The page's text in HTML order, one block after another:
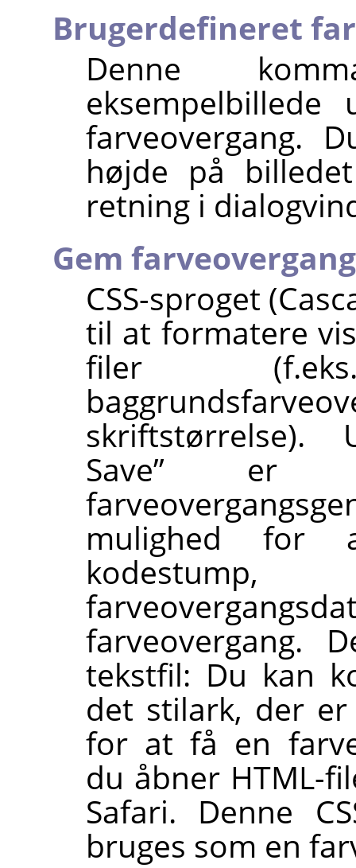
Brugerdefineret
Denne
farveovergang.
højde på
retning i
Gem
CSS-sproget
til at formatere
filer (f.eks.
skriftstørrelse).
Save” er
mulighed for
farveovergang.
tekstfil: Du kan
det stilark, der
for at få en
du åbner HTML-
Safari. Denne
bruges som en